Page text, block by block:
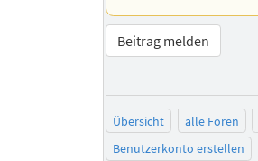
Beitrag melden
Übersicht alle Foren
Benutzerkonto erstellen